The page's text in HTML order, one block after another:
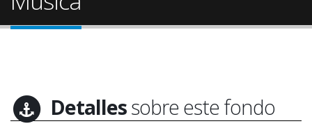
Detallessobre este fondo